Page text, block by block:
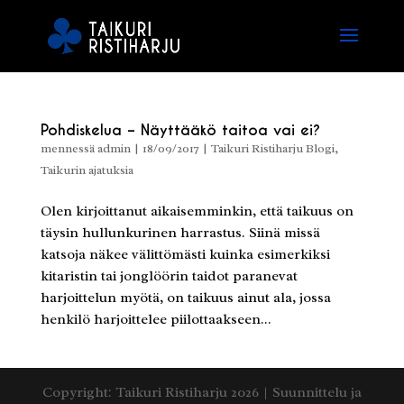
Pohdiskelua – Näyttääkö taitoa vai ei?
mennessäadmin| 18/09/2017| Taikuri Ristiharju Blogi,
Taikurin ajatuksia
Olen kirjoittanut aikaisemminkin, että taikuus on
täysin hullunkurinen harrastus. Siinä missä
katsoja näkee välittömästi kuinka esimerkiksi
kitaristin tai jonglöörin taidot paranevat
harjoittelun myötä, on taikuus ainut ala, jossa
henkilö harjoittelee piilottaakseen...
Copyright: Taikuri Ristiharju 2026 | Suunnittelu ja